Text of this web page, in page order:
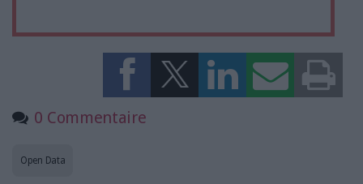
0 Commentaire
Open Data